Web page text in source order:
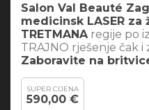
Salon Val Beauté
medicinsk LASER za
TRETMANA regije po
TRAJNO rješenje čak i
Zaboravite na
SUPER CIJENA
590,00 €